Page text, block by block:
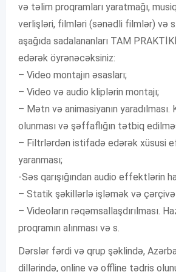
və təlim proqramları yaratmağı,
verlişləri, filmləri (sənədli filmlər) və
aşağıda sadalananları TAM
edərək öyrənəcəksiniz:
– Video montajın əsasları;
– Video və audio kliplərin montajı;
– Mətn və animasiyanın yaradılması.
olunması və şəffaflığın tətbiq
– Filtrlərdən istifadə edərək xüsusi
yaranması;
-Səs qarışığından audio effektlərin
– Statik şəkillərlə işləmək və
– Videoların rəqəmsallaşdırılması.
proqramın alınması və s.
Dərslər fərdi və qrup şəklində,
dillərində, online və offline tədris